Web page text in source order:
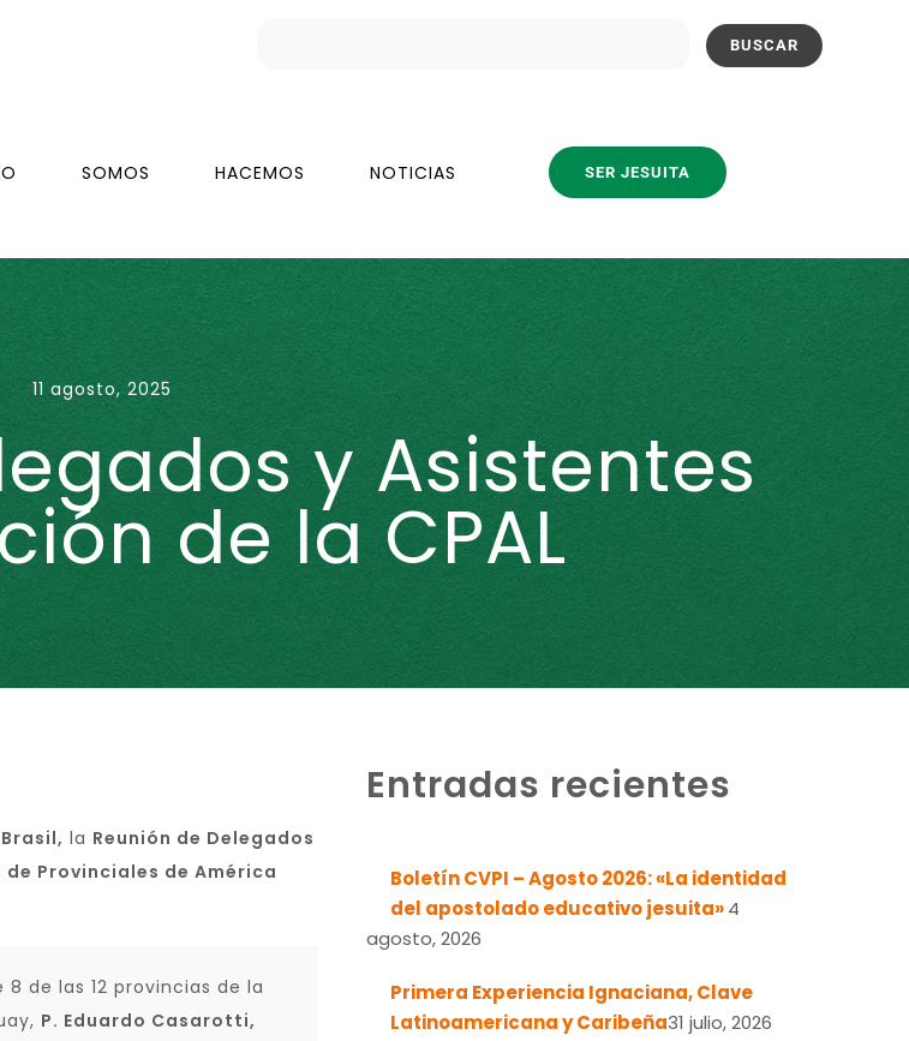
SOMOS HACEMOS NOTICIAS SER JESUITA
11 agosto, 2025
y Asistentes
de la CPAL
la Reunión de Delegados
Provinciales de América
de las 12 provincias de la
P. Eduardo Casarotti,
Entradas recientes
Boletín CVPI – Agosto 2026: «La identidad
del apostolado educativo jesuita»4
agosto, 2026
Primera Experiencia Ignaciana, Clave
Latinoamericana y Caribeña31 julio, 2026